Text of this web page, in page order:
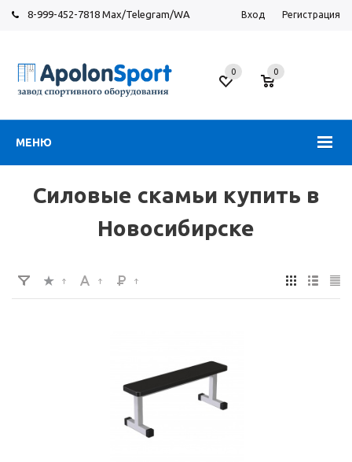
8-999-452-7818 Max/Telegram/WA Вход Регистрация
МЕНЮ
Новосибирск
ул.
0
0
Силовые скамьи купить в
Новосибирске